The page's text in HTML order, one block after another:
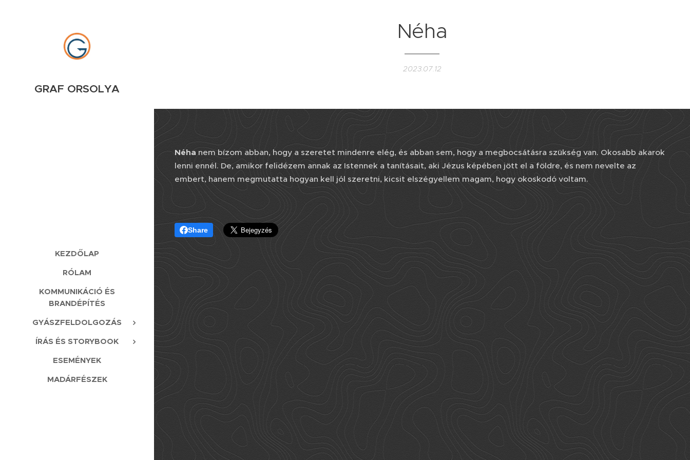
GRAF ORSOLYA
KEZDŐLAP
RÓLAM
KOMMUNIKÁCIÓ ÉS
BRANDÉPÍTÉS
GYÁSZFELDOLGOZÁS
ÍRÁS ÉS STORYBOOK
ESEMÉNYEK
MADÁRFÉSZEK
Néha
2023.07.12
Néha nem bízom abban, hogy a szeretet mindenre elég, és abban sem, hogy a megbocsátásra szükség van. Okosabb akarok
lenni ennél. De, amikor felidézem annak az Istennek a tanításait, aki Jézus képében jött el a földre, és nem nevelte az
embert, hanem megmutatta hogyan kell jól szeretni, kicsit elszégyellem magam, hogy okoskodó voltam.
Share